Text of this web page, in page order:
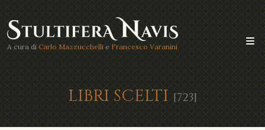
A cura di Carlo Mazzucchelli e Francesco Varanini
LIBRI SCELTI [723]